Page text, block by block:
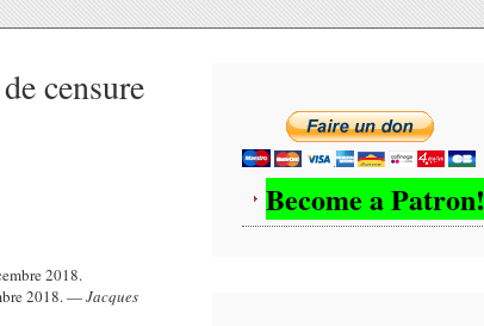
censure
2018. —Jacques
Become a Patron!